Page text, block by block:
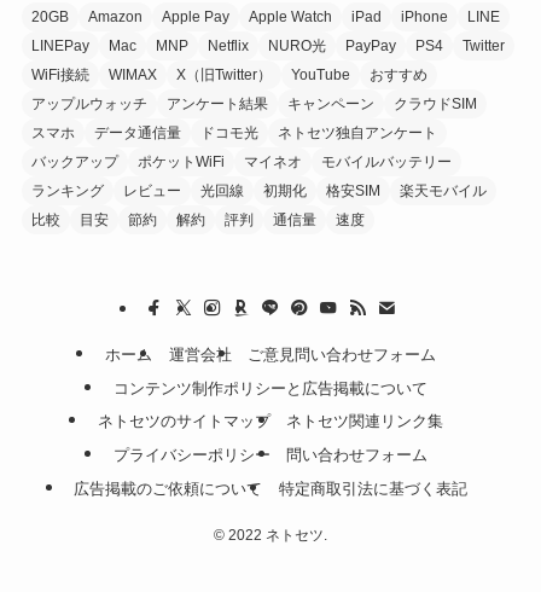
20GB Amazon Apple Pay Apple Watch iPad iPhone
LINE
LINEPay
Mac MNP Netflix NURO光 PayPay PS4
Twitter
WiFi接続
WIMAX X（旧Twitter） YouTube
おすすめ
アップルウォッチ
アンケート結果 キャンペーン
クラウドSIM
スマホ
データ通信量 ドコモ光
ネトセツ独自アンケート
バックアップ
ポケットWiFi マイネオ
モバイルバッテリー
ランキング
レビュー 光回線 初期化 格安SIM
楽天モバイル
比較
目安 節約 解約 評判 通信量 速度
ホーム 運営会社
ご意見問い合わせフォーム
コンテンツ制作ポリシーと広告掲載について
ネトセツのサイトマップ
ネトセツ関連リンク集
プライバシーポリシー
問い合わせフォーム
広告掲載のご依頼について
特定商取引法に基づく表記
© 2022 ネトセツ.